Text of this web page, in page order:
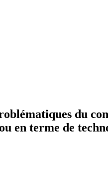
du
en terme de